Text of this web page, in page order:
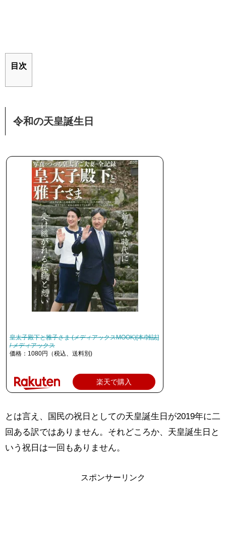
目次
令和の天皇誕生日
皇太子殿下と雅子さま (メディアックスMOOK)[本/雑誌]
/ メディアックス
価格：1080円（税込、送料別)
楽天で購入
とは言え、国民の祝日としての天皇誕生日が2019年に二
回ある訳ではありません。それどころか、天皇誕生日と
いう祝日は一回もありません。
スポンサーリンク